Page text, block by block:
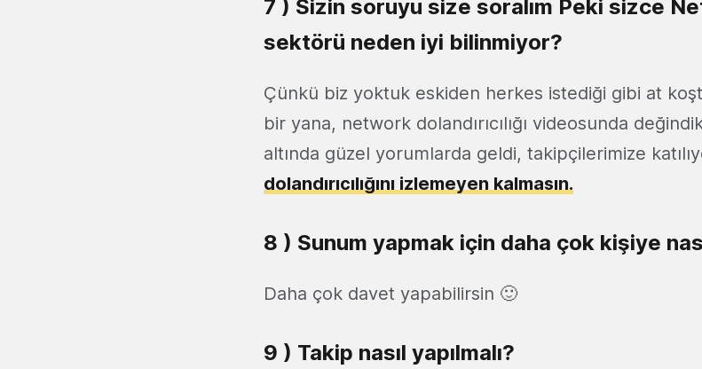
7 ) Sizin soruyu size soralım Peki sizce
sektörü neden iyi bilinmiyor?
Çünkü biz yoktuk eskiden herkes istediği gibi at
bir yana, network dolandırıcılığı videosunda
altında güzel yorumlarda geldi, takipçilerimize
dolandırıcılığını izlemeyen kalmasın.
8 ) Sunum yapmak için daha çok kişiye
Daha çok davet yapabilirsin 🙂
9 ) Takip nasıl yapılmalı?